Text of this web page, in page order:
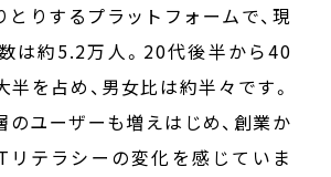
とりするプラットフォームで、現
は約5.2万人。20代後半から40
を占め、男女比は約半々です。
のユーザーも増えはじめ、創業か
リテラシーの変化を感じていま